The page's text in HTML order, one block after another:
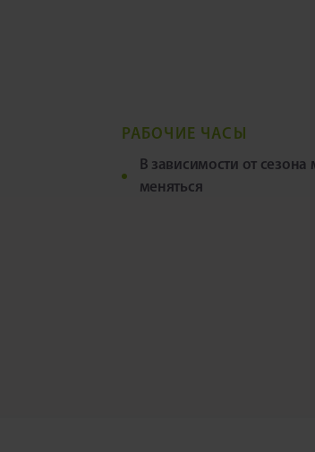
РАБОЧИЕ ЧАСЫ
В зависимости от сезона
меняться